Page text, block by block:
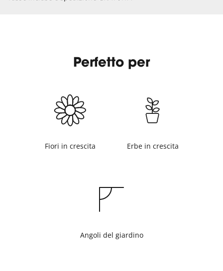
Perfetto per
Fiori in crescita Erbe in crescita
Angoli del giardino